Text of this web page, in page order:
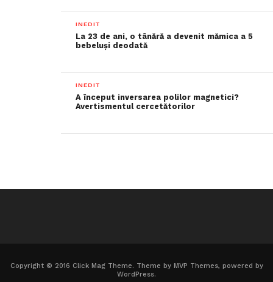
INEDIT
La 23 de ani, o tânără a devenit mămica a 5
bebeluși deodată
INEDIT
A început inversarea polilor magnetici?
Avertismentul cercetătorilor
Copyright © 2016 Click Mag Theme. Theme by MVP Themes, powered by
WordPress.